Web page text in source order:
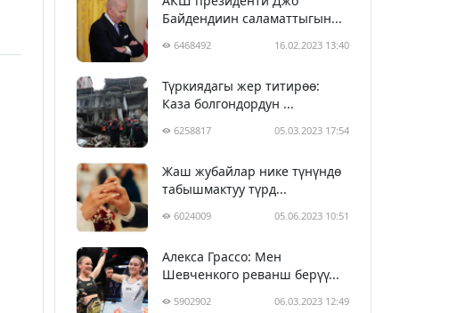
Байдендиин саламаттыгын...
6468492 16.02.2023 13:40
Түркиядагы жер титирөө:
Каза болгондордун ...
6258817 05.03.2023 17:54
Жаш жубайлар нике түнүндө
табышмактуу түрд...
6024009 05.06.2023 10:51
Алекса Грассо: Мен
Шевченкого реванш берүү...
5902902 06.03.2023 12:49